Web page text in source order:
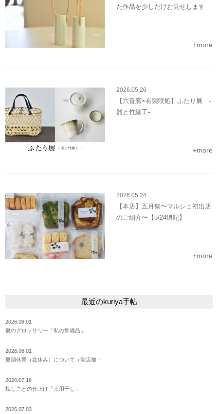
た作品を少しだけお見せします
+more
2026.05.26
【六音窯×有製咲処】ふたり展 -
器と竹細工-
+more
2026.05.24
【本店】五月祭〜マルシェ初出店
のご紹介〜【5/24追記】
+more
最近のkuriya手帖
2026.08.01
夏のグロッサリー「私の常備品」
2026.08.01
夏期休業（盆休み）について（実店舗・
2026.07.16
梅しごとの仕上げ「土用干し」
2026.07.03